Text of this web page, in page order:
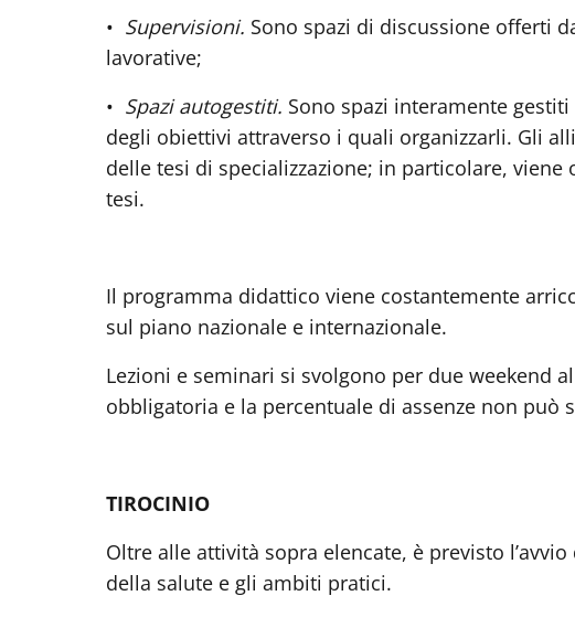
• Supervisioni. Sono spazi di discussione offerti
lavorative;
• Spazi autogestiti. Sono spazi interamente
degli obiettivi attraverso i quali organizzarli. Gli
delle tesi di specializzazione; in particolare,
tesi.
Il programma didattico viene costantemente
sul piano nazionale e internazionale.
Lezioni e seminari si svolgono per due weekend
obbligatoria e la percentuale di assenze non può
TIROCINIO
Oltre alle attività sopra elencate, è previsto
della salute e gli ambiti pratici.